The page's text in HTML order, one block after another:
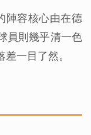
陣容核心由在德
員則幾乎清一色
一目了然。